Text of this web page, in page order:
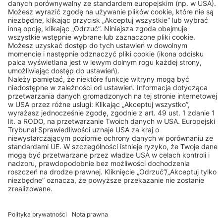
Tel: +48 (22 314 75 40)
Kontakt
Linki
© 2026 BEKO TECHNOLOGIES
Sitemap
Dostosuj ustawienia plików cookie
Prywatność
Nota prawna
Privacy Settings